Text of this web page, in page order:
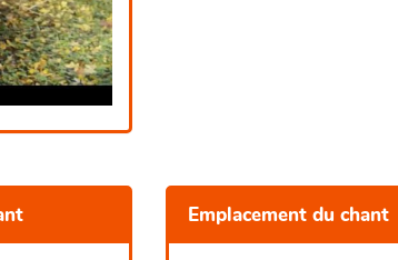
Emplacement du chant